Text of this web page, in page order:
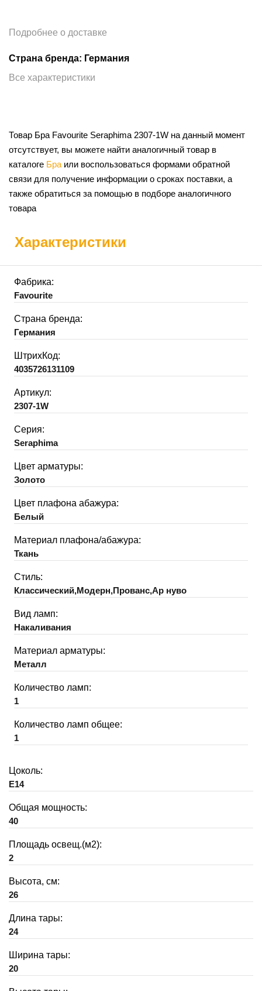
Подробнее о доставке
Страна бренда: Германия
Все характеристики
Товар Бра Favourite Seraphima 2307-1W на данный момент
отсутствует, вы можете найти аналогичный товар в
каталоге Бра или воспользоваться формами обратной
связи для получение информации о сроках поставки, а
также обратиться за помощью в подборе аналогичного
товара
Характеристики
Фабрика:
Favourite
Страна бренда:
Германия
ШтрихКод:
4035726131109
Артикул:
2307-1W
Серия:
Seraphima
Цвет арматуры:
Золото
Цвет плафона абажура:
Белый
Материал плафона/абажура:
Ткань
Стиль:
Классический,Модерн,Прованс,Ар нуво
Вид ламп:
Накаливания
Материал арматуры:
Металл
Количество ламп:
1
Количество ламп общее:
1
Цоколь:
E14
Общая мощность:
40
Площадь освещ.(м2):
2
Высота, см:
26
Длина тары:
24
Ширина тары:
20